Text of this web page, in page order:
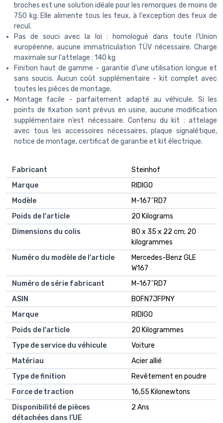
broches est une solution idéale pour les remorques de moins de
750 kg. Elle alimente tous les feux, à l'exception des feux de
recul.
Pas de souci avec la loi : homologué dans toute l'Union
européenne, aucune immatriculation TÜV nécessaire. Charge
maximale sur l'attelage : 140 kg
Finition haut de gamme - garantie d'une utilisation longue et
sans soucis. Aucun coût supplémentaire - kit complet avec
toutes les pièces de montage.
Montage facile - parfaitement adapté au véhicule. Si les
points de fixation sont prévus en usine, aucune modification
supplémentaire n’est nécessaire. Contenu du kit : attelage
avec tous les accessoires nécessaires, plaque signalétique,
notice de montage, certificat de garantie et kit électrique.
Fabricant
‎Steinhof
Marque
‎RIDIGO
Modèle
‎M-167^RD7
Poids de l'article
‎20 Kilograms
Dimensions du colis
‎80 x 35 x 22 cm; 20
kilogrammes
Numéro du modèle de l'article
‎Mercedes-Benz GLE
W167
Numéro de série fabricant
‎M-167^RD7
ASIN
B0FN7JFPNY
Marque
RIDIGO
Poids de l'article
20 Kilogrammes
Type de service du véhicule
Voiture
Matériau
Acier allié
Type de finition
Revêtement en poudre
Force de traction
16,55 Kilonewtons
Disponibilité de pièces
détachées dans l’UE
2 Ans